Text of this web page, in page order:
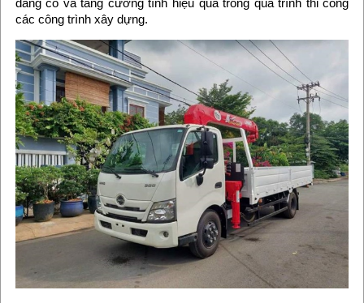
đáng có và tăng cường tính hiệu quả trong quá trình thi công
các công trình xây dựng.